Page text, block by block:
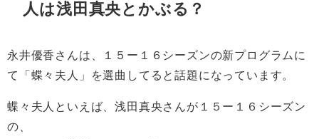
人は浅田真央とかぶる？
永井優香さんは、１５ー１６シーズンの新プログラムに
て「蝶々夫人」を選曲してると話題になっています。
蝶々夫人といえば、浅田真央さんが１５ー１６シーズン
の、